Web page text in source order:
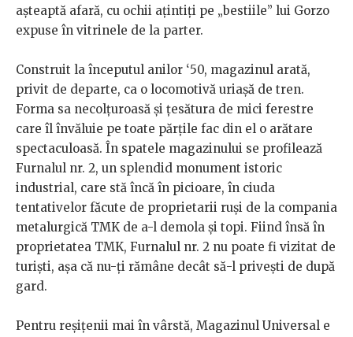
așteaptă afară, cu ochii ațintiți pe „bestiile” lui Gorzo
expuse în vitrinele de la parter.
Construit la începutul anilor ‘50, magazinul arată,
privit de departe, ca o locomotivă uriașă de tren.
Forma sa necolțuroasă și țesătura de mici ferestre
care îl învăluie pe toate părțile fac din el o arătare
spectaculoasă. În spatele magazinului se profilează
Furnalul nr. 2, un splendid monument istoric
industrial, care stă încă în picioare, în ciuda
tentativelor făcute de proprietarii ruși de la compania
metalurgică TMK de a-l demola și topi. Fiind însă în
proprietatea TMK, Furnalul nr. 2 nu poate fi vizitat de
turiști, așa că nu-ți rămâne decât să-l privești de după
gard.
Pentru reșițenii mai în vârstă, Magazinul Universal e